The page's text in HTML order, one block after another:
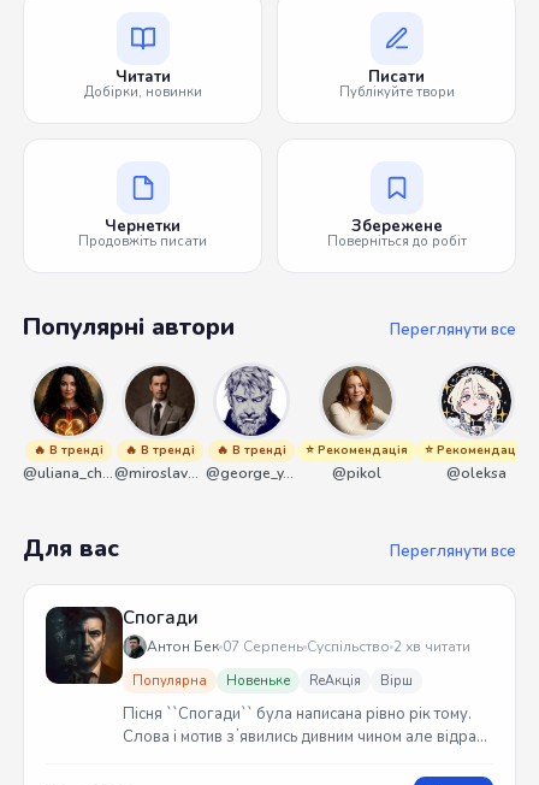
Читати
Добірки, новинки
Писати
Публікуйте твори
Чернетки
Продовжіть писати
Збережене
Поверніться до робіт
Популярні автори Переглянути все
🔥 В тренді
@uliana_chernenko
🔥 В тренді
@miroslavmaniyk
🔥 В тренді
@george_y_lawlett
⭐ Рекомендація
@pikol
⭐ Рекомендація
@oleksa
Для вас Переглянути все
Спогади
Антон Бек 07 Серпень Суспільство 2 хв читати
Популярна Новеньке ReАкція Вірш
Пісня ``Спогади`` була написана рівно рік тому.
Слова і мотив зʼявились дивним чином але відразу